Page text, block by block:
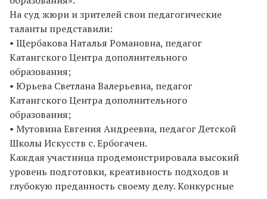
На суд жюри и зрителей свои педагогические
таланты представили:
• Щербакова Наталья Романовна, педагог
Катангского Центра дополнительного
образования;
• Юрьева Светлана Валерьевна, педагог
Катангского Центра дополнительного
образования;
• Мутовина Евгения Андреевна, педагог Детской
Школы Искусств с. Ербогачен.
Каждая участница продемонстрировала высокий
уровень подготовки, креативность подходов и
глубокую преданность своему делу. Конкурсные